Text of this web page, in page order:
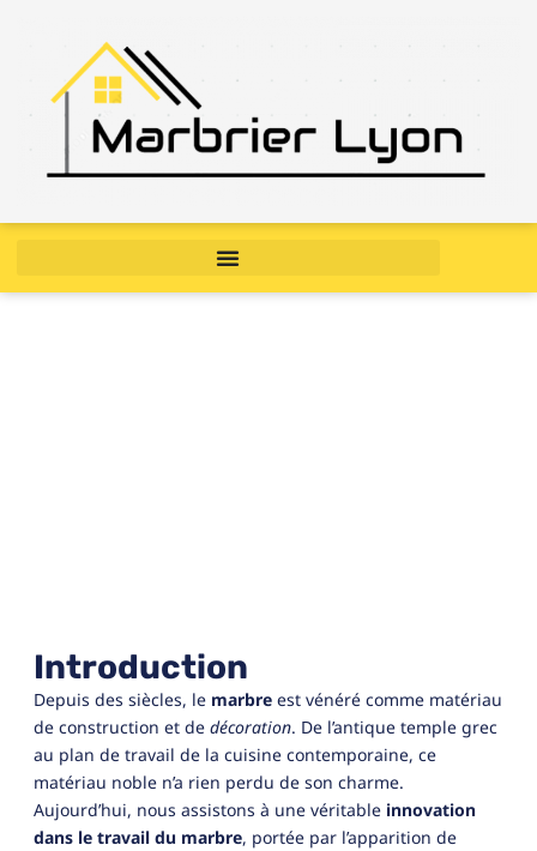
Introduction
Depuis des siècles, le marbre est vénéré comme matériau
de construction et de décoration. De l’antique temple grec
au plan de travail de la cuisine contemporaine, ce
matériau noble n’a rien perdu de son charme.
Aujourd’hui, nous assistons à une véritable innovation
dans le travail du marbre, portée par l’apparition de